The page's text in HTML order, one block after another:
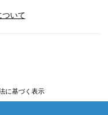
ついて
に基づく表示